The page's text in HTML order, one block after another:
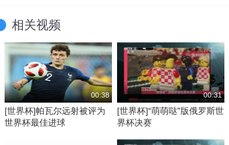
相关视频
00:38
[世界杯]帕瓦尔远射被评为
世界杯最佳进球
00:31
[世界杯]“萌萌哒”版俄罗斯世
界杯决赛